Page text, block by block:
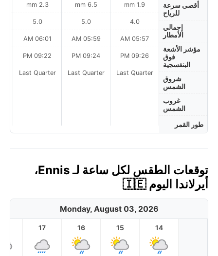
أقصى سرعة
للرياح
إجمالي
الأمطار
مؤشر الأشعة
فوق
البنفسجية
شروق
الشمس
غروب
الشمس
طور القمر
1.9 mm
4.0
05:57 AM
09:26 PM
Last Quarter
6.5 mm
5.0
05:59 AM
09:24 PM
Last Quarter
2.3 mm
5.0
06:01 AM
09:22 PM
Last Quarter
توقعات الطقس لكل ساعة لـ Ennis،
أيرلاندا اليوم 🇮🇪
Monday, August 03, 2026
14
15
16
17